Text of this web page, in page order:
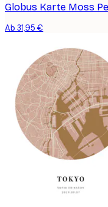
Ab 31,95 €